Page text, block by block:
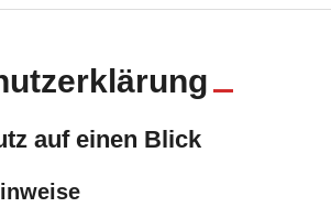
auf einen Blick